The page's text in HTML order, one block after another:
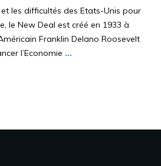
les difficultés des Etats-Unis pour
le New Deal est créé en 1933 à
Franklin Delano Roosevelt
l’Economie ...